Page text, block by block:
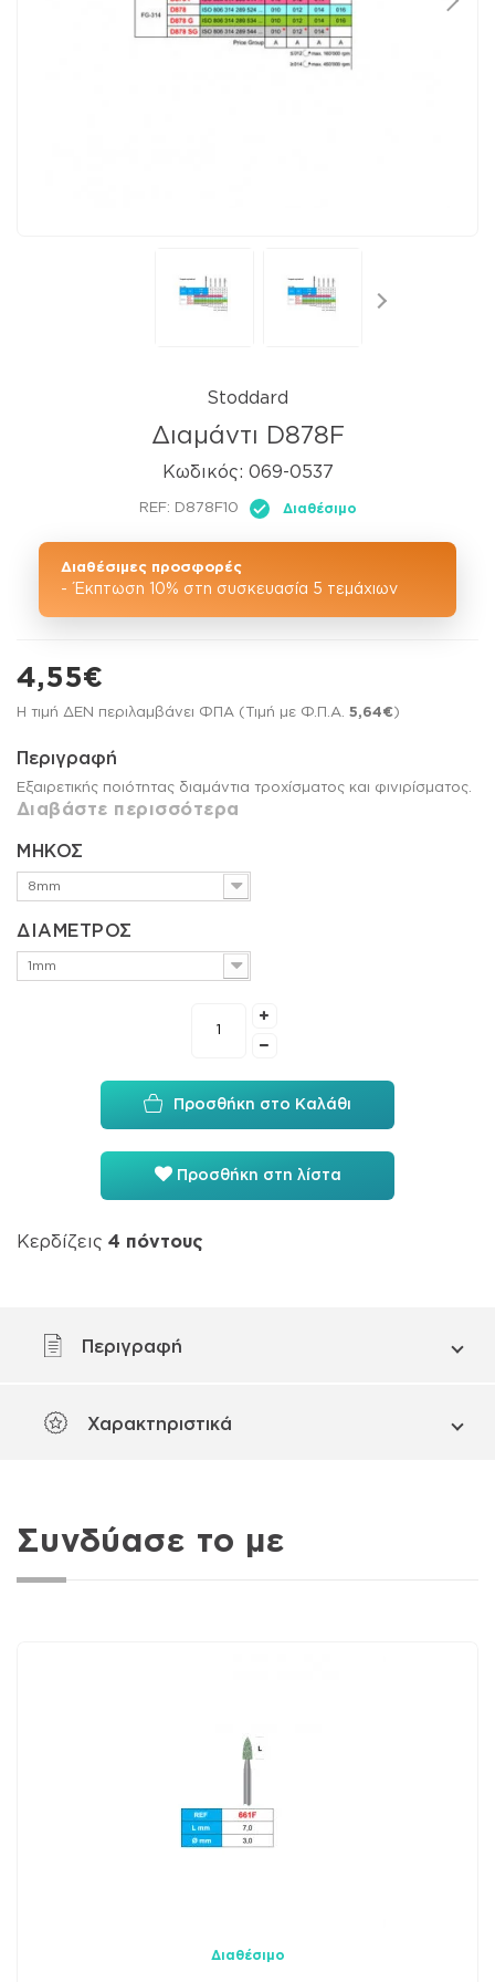
Stoddard
Διαμάντι D878F
Κωδικός: 069-0537
REF: D878F10 Διαθέσιμο
Διαθέσιμες προσφορές
- Έκπτωση 10% στη συσκευασία 5 τεμάχιων
4,55€
Η τιμή ΔΕΝ περιλαμβάνει ΦΠΑ (Τιμή με Φ.Π.Α. 5,64€)
Περιγραφή
Εξαιρετικής ποιότητας διαμάντια τροχίσματος και φινιρίσματος.
Διαβάστε περισσότερα
ΜΗΚΟΣ
8mm
ΔΙΑΜΕΤΡΟΣ
1mm
Προσθήκη στο Καλάθι
Προσθήκη στη λίστα
Κερδίζεις 4 πόντους
Περιγραφή
Χαρακτηριστικά
Συνδύασε το με
Διαθέσιμο